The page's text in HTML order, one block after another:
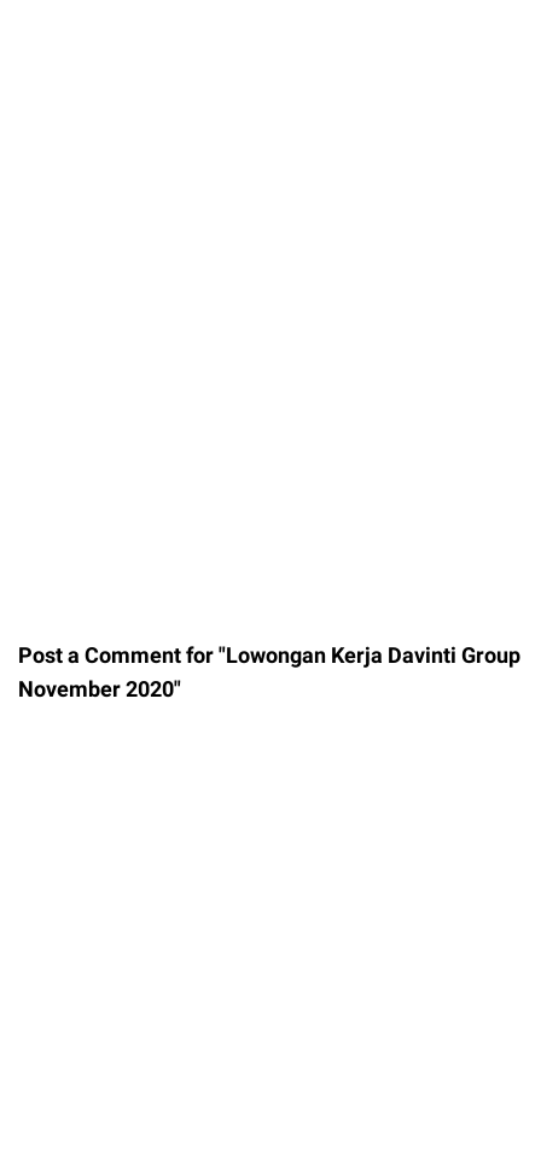
Post a Comment for "Lowongan Kerja Davinti Group
November 2020"